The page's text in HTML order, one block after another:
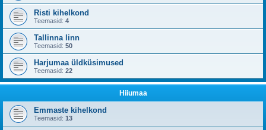
Risti kihelkond
Teemasid: 4
Tallinna linn
Teemasid: 50
Harjumaa üldküsimused
Teemasid: 22
Hiiumaa
Emmaste kihelkond
Teemasid: 13